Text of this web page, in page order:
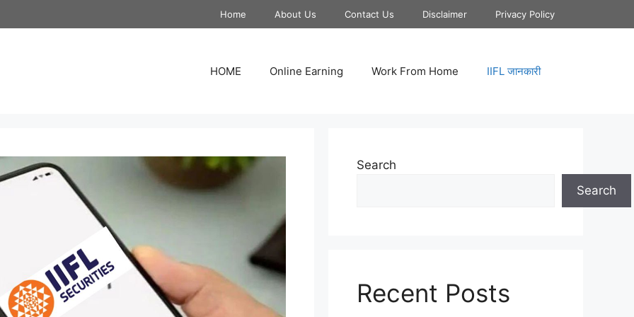
Home About Us Contact Us Disclaimer Privacy Policy
HOME Online Earning Work From Home IIFL जानकारी
Search
Search
Recent Posts